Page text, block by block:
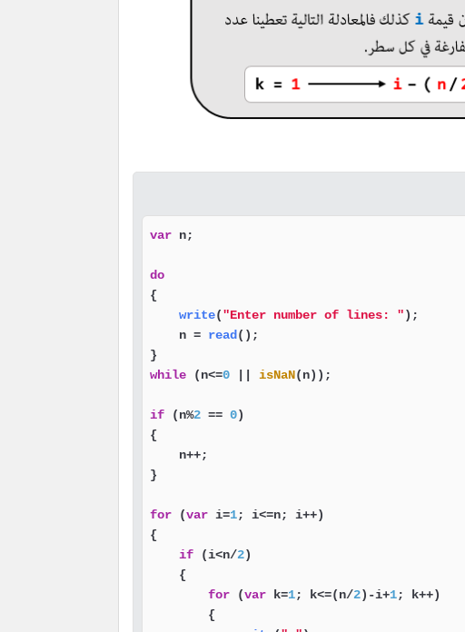
var n;
do
{
write("Enter number of lines: ");
    n =
read ();
while (n<=0 isNaN(n));
if (n%2 == 0)
{
    n++;
}
for (var i=1; i<=n; i++)
{
if (i<n/2)
    {
for (var k=1; k<=(n/2)-i+1; k++)
        {